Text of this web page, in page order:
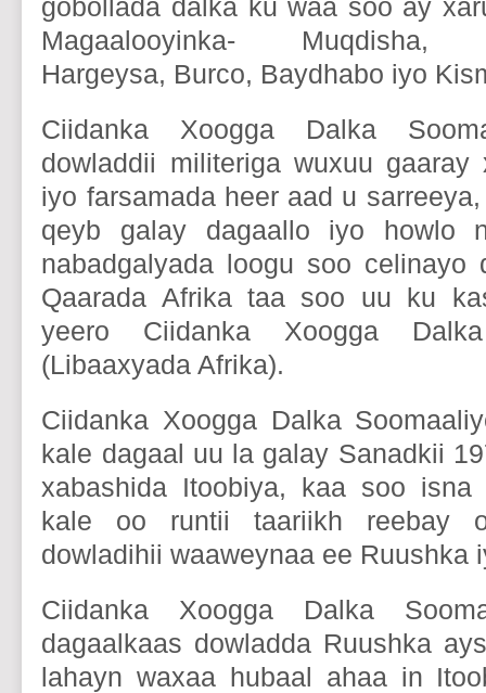
gobollada dalka ku waa soo ay
Magaalooyinka- Muqdisha,
Hargeysa, Burco, Baydhabo iyo
Ciidanka Xoogga Dalka
dowladdii militeriga wuxuu gaaray
iyo farsamada heer aad u
qeyb galay dagaallo iyo howlo
nabadgalyada loogu soo celinayo
Qaarada Afrika taa soo uu ku
yeero Ciidanka Xoogga Dalka
(Libaaxyada Afrika).
Ciidanka Xoogga Dalka
kale dagaal uu la galay Sanadkii
xabashida Itoobiya, kaa soo isna
kale oo runtii taariikh reebay
dowladihii waaweynaa ee Ruushka
Ciidanka Xoogga Dalka
dagaalkaas dowladda Ruushka
lahayn waxaa hubaal ahaa in